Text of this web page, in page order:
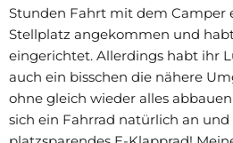
Stunden Fahrt mit dem Camper
Stellplatz angekommen und
eingerichtet. Allerdings habt ihr
auch ein bisschen die nähere
ohne gleich wieder alles
sich ein Fahrrad natürlich an